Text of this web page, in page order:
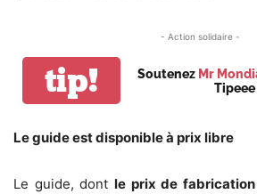
- Action solidaire -
tip! Soutenez Mr
Tipeee
Le guide est disponible à prix libre
Le guide, dont le prix de